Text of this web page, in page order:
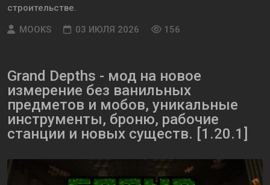
строительстве.
MOOKS
03 ИЮЛЯ 2026 156
Grаnd Dеpths - мод на новое
измерение без ванильных
предметов и мобов, уникальные
инструменты, броню, рабочие
станции и новых существ. [1.20.1]